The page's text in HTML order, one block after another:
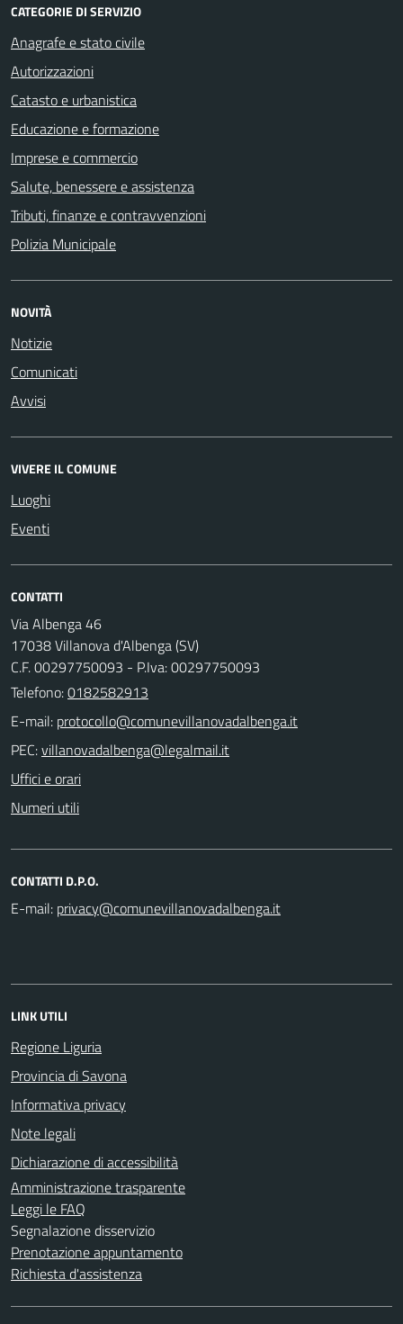
CATEGORIE DI SERVIZIO
Anagrafe e stato civile
Autorizzazioni
Catasto e urbanistica
Educazione e formazione
Imprese e commercio
Salute, benessere e assistenza
Tributi, finanze e contravvenzioni
Polizia Municipale
NOVITÀ
Notizie
Comunicati
Avvisi
VIVERE IL COMUNE
Luoghi
Eventi
CONTATTI
Via Albenga 46
17038 Villanova d'Albenga (SV)
C.F. 00297750093 - P.Iva: 00297750093
Telefono:0182582913
E-mail:
PEC:
Uffici e orari
Numeri utili
CONTATTI D.P.O.
E-mail:
LINK UTILI
Regione Liguria
Provincia di Savona
Informativa privacy
Note legali
Dichiarazione di accessibilità
Amministrazione trasparente
Leggi le FAQ
Segnalazione disservizio
Prenotazione appuntamento
Richiesta d'assistenza